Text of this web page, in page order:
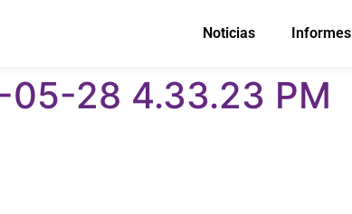
Noticias Informes
28 4.33.23 PM